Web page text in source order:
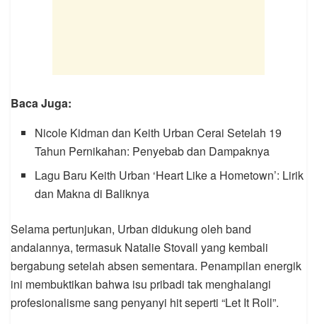
Baca Juga:
Nicole Kidman dan Keith Urban Cerai Setelah 19
Tahun Pernikahan: Penyebab dan Dampaknya
Lagu Baru Keith Urban ‘Heart Like a Hometown’: Lirik
dan Makna di Baliknya
Selama pertunjukan, Urban didukung oleh band
andalannya, termasuk Natalie Stovall yang kembali
bergabung setelah absen sementara. Penampilan energik
ini membuktikan bahwa isu pribadi tak menghalangi
profesionalisme sang penyanyi hit seperti “Let It Roll”.